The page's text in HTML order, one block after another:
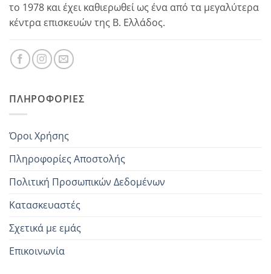
το 1978 και έχει καθιερωθεί ως ένα από τα μεγαλύτερα
κέντρα επισκευών της Β. Ελλάδος.
ΠΛΗΡΟΦΟΡΊΕΣ
Όροι Χρήσης
Πληροφορίες Αποστολής
Πολιτική Προσωπικών Δεδομένων
Κατασκευαστές
Σχετικά με εμάς
Επικοινωνία